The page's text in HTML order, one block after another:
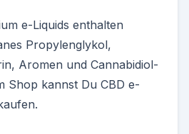
e-Liquids enthalten
Propylenglykol,
Aromen und Cannabidiol-
Shop kannst Du CBD e-